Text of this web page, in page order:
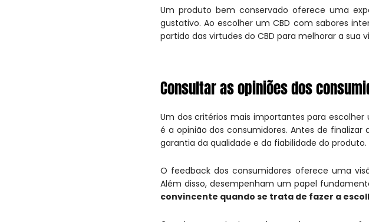
Um produto bem conservado oferece uma
gustativo. Ao escolher um CBD com sabores
partido das virtudes do CBD para melhorar a sua
Consultar as opiniões dos
Um dos critérios mais importantes para escolher
é a opinião dos consumidores. Antes de finalizar
garantia da qualidade e da fiabilidade do produto.
O feedback dos consumidores oferece uma
Além disso, desempenham um papel
convincente quando se trata de fazer a